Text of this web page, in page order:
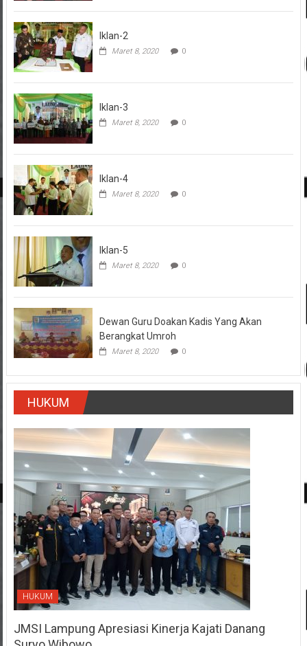
Iklan-2
Maret 8, 2020 0
Iklan-3
Maret 8, 2020 0
Iklan-4
Maret 8, 2020 0
Iklan-5
Maret 8, 2020 0
Dewan Guru Doakan Kadis Yang Akan
Berangkat Umroh
Maret 8, 2020 0
HUKUM
HUKUM
JMSI Lampung Apresiasi Kinerja Kajati Danang